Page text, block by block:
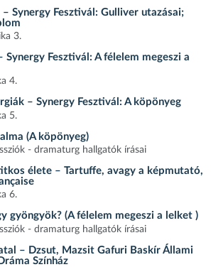
– Synergy Fesztivál: Gulliver utazásai;
3.
Synergy Fesztivál: A félelem megeszi a
4.
– Synergy Fesztivál: A köpönyeg
5.
(A köpönyeg)
- dramaturg hallgatók írásai
élete – Tartuffe, avagy a képmutató,
6.
gyöngyök? (A félelem megeszi a lelket )
- dramaturg hallgatók írásai
– Dzsut, Mazsit Gafuri Baskír Állami
Színház